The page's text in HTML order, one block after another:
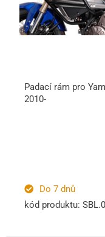
Padací rám pro
2010-
Do 7 dnů
kód produktu: